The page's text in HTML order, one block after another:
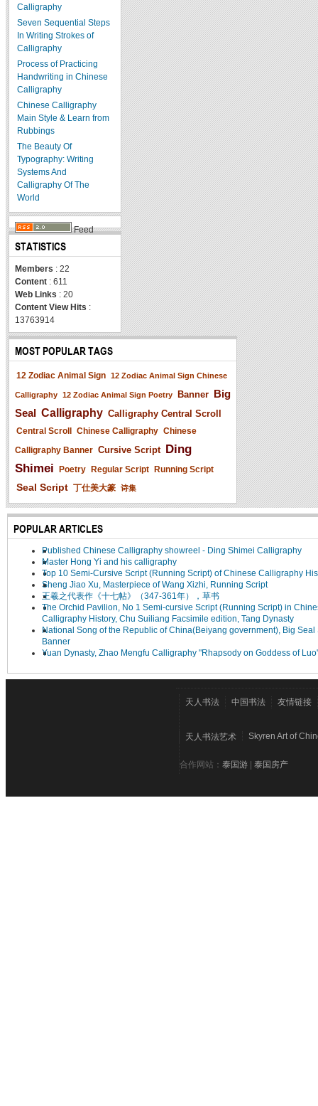
Calligraphy
Seven Sequential Steps
In Writing Strokes of
Calligraphy
Process of Practicing
Handwriting in Chinese
Calligraphy
Chinese Calligraphy
Main Style & Learn from
Rubbings
The Beauty Of
Typography: Writing
Systems And
Calligraphy Of The
World
Feed
STATISTICS
Members : 22
Content : 611
Web Links : 20
Content View Hits :
13763914
MOST POPULAR TAGS
12 Zodiac Animal Sign 12 Zodiac Animal Sign Chinese
Calligraphy 12 Zodiac Animal Sign Poetry Banner Big
Seal Calligraphy Calligraphy Central Scroll
Central Scroll Chinese Calligraphy Chinese
Calligraphy Banner Cursive Script Ding
Shimei Poetry Regular Script Running Script
Seal Script 丁仕美大篆 诗集
POPULAR ARTICLES
Published Chinese Calligraphy showreel - Ding Shimei Calligraphy
Master Hong Yi and his calligraphy
Top 10 Semi-Cursive Script (Running Script) of Chinese Calligraphy
Sheng Jiao Xu, Masterpiece of Wang Xizhi, Running Script
王羲之代表作《十七帖》（347-361年），草书
The Orchid Pavilion, No 1 Semi-cursive Script (Running Script) in
Calligraphy History, Chu Suiliang Facsimile edition, Tang Dynasty
National Song of the Republic of China(Beiyang government), Big Seal
Banner
Yuan Dynasty, Zhao Mengfu Calligraphy "Rhapsody on Goddess of
天人书法 中国书法 友情链接
天人书法艺术 Skyren Art of
合作网站： 泰国游 | 泰国房产